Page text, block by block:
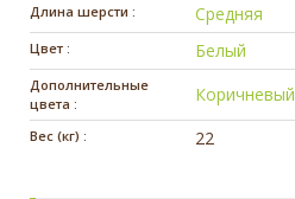
Длина шерсти : Средняя
Цвет : Белый
Дополнительные
цвета :
Коричневый
Вес (кг) : 22